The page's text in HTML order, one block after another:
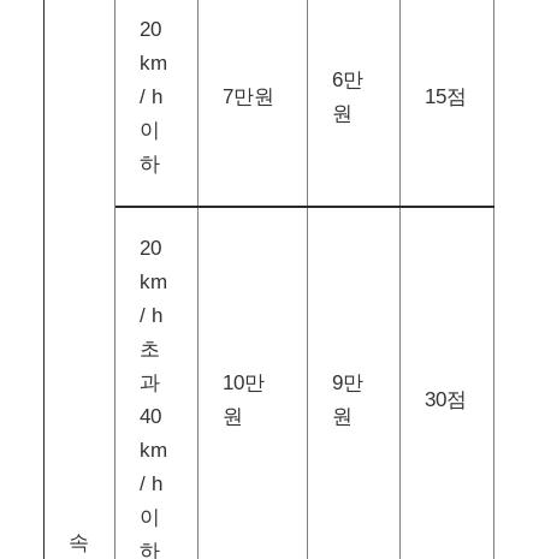
속
20
km
/ h
이
하
7만원
6만
원
15점
20
km
/ h
초
과
40
km
/ h
이
하
10만
원
9만
원
30점